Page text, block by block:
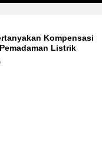
Kompensasi
Listrik